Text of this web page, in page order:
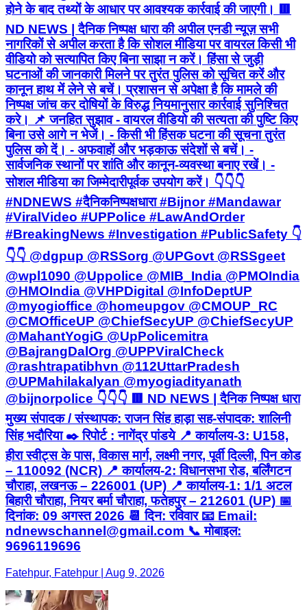
होने के बाद तथ्यों के आधार पर आवश्यक कार्रवाई की जाएगी। 🟥
ND NEWS | दैनिक निष्पक्ष धारा की अपील एनडी न्यूज़ सभी
नागरिकों से अपील करता है कि सोशल मीडिया पर वायरल किसी भी
वीडियो को सत्यापित किए बिना साझा न करें। हिंसा से जुड़ी
घटनाओं की जानकारी मिलने पर तुरंत पुलिस को सूचित करें और
कानून हाथ में लेने से बचें। प्रशासन से अपेक्षा है कि मामले की
निष्पक्ष जांच कर दोषियों के विरुद्ध नियमानुसार कार्रवाई सुनिश्चित
करे। 📌 जनहित सुझाव - वायरल वीडियो की सत्यता की पुष्टि किए
बिना उसे आगे न भेजें। - किसी भी हिंसक घटना की सूचना तुरंत
पुलिस को दें। - अफवाहों और भड़काऊ संदेशों से बचें। -
सार्वजनिक स्थानों पर शांति और कानून-व्यवस्था बनाए रखें। -
सोशल मीडिया का जिम्मेदारीपूर्वक उपयोग करें। 👇👇👇
#NDNEWS #दैनिकनिष्पक्षधारा #Bijnor #Mandawar
#ViralVideo #UPPolice #LawAndOrder
#BreakingNews #Investigation #PublicSafety 👇
👇👇 @dgpup @RSSorg @UPGovt @RSSgeet
@wpl1090 @Uppolice @MIB_India @PMOIndia
@HMOIndia @VHPDigital @InfoDeptUP
@myogioffice @homeupgov @CMOUP_RC
@CMOfficeUP @ChiefSecyUP @ChiefSecyUP
@MahantYogiG @UpPolicemitra
@BajrangDalOrg @UPPViralCheck
@rashtrapatibhvn @112UttarPradesh
@UPMahilakalyan @myogiadityanath
@bijnorpolice 👇👇👇 🟥 ND NEWS | दैनिक निष्पक्ष धारा
मुख्य संपादक / संस्थापक: राजन सिंह हाड़ा सह-संपादक: शालिनी
सिंह भदौरिया ✒️ रिपोर्ट : नागेंद्र पांडये 📍 कार्यालय-3: U158,
हीरा स्वीट्स के पास, विकास मार्ग, लक्ष्मी नगर, पूर्वी दिल्ली, पिन कोड
– 110092 (NCR) 📍 कार्यालय-2: विधानसभा रोड, बर्लिंगटन
चौराहा, लखनऊ – 226001 (UP) 📍 कार्यालय-1: 1/1 अटल
बिहारी चौराहा, नियर बर्मा चौराहा, फतेहपुर – 212601 (UP) 📅
दिनांक: 09 अगस्त 2026 📆 दिन: रविवार 📧 Email:
ndnewschannel@gmail.com 📞 मोबाइल:
9696119696
Fatehpur, Fatehpur | Aug 9, 2026